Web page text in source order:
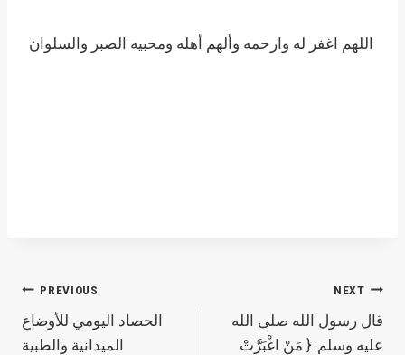
اللهم اغفر له وارحمه وألهم أهله ومحبيه الصبر والسلوان
Post
navigation
PREVIOUS
‫ ‏الحصاد اليومي‬ للأوضاع
الميدانية والطبية
NEXT
قال رسول الله صلى الله
عليه وسلم: { مَنْ اغْبَرَّتْ